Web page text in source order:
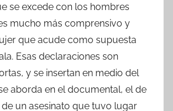
se excede con los hombres
mucho más comprensivo y
que acude como supuesta
Esas declaraciones son
y se insertan en medio del
aborda en el documental, el de
un asesinato que tuvo lugar